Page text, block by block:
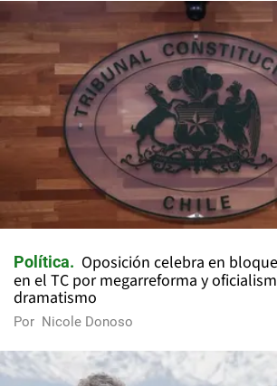
Política
Oposición celebra en
en el TC por megarreforma y
dramatismo
Por Nicole Donoso